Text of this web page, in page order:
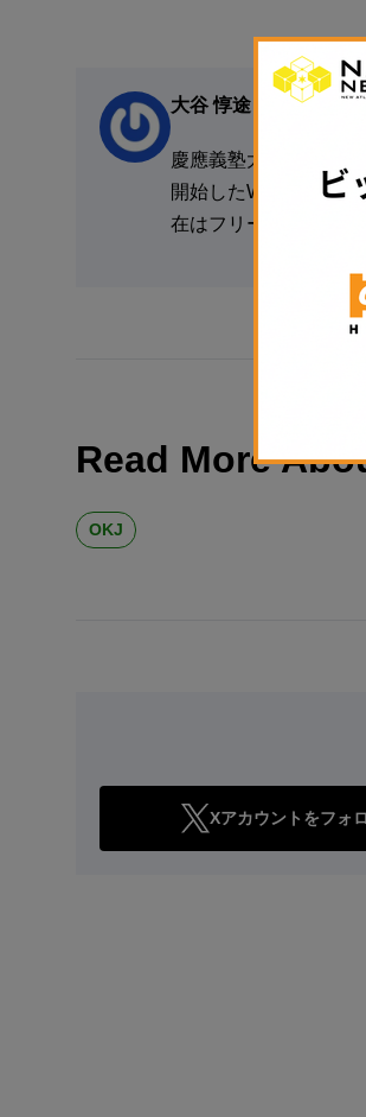
大谷 惇途
慶應義塾大学文学部
開始したWEBライタ
在はフリーランスで活
Read More
OKJ
Xアカウントをフォ